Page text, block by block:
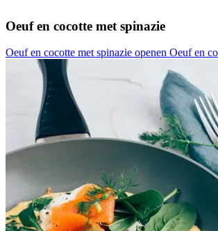
Oeuf en cocotte met spinazie
Oeuf en cocotte met spinazie openen Oeuf en